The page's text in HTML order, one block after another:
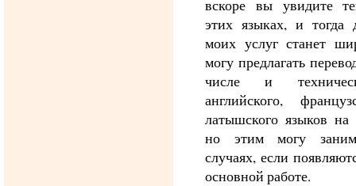
вскоре вы увидите
этих языках, и тогда
моих услуг станет
могу предлагать
числе и
английского,
латышского языков на
но этим могу
случаях, если
основной работе.